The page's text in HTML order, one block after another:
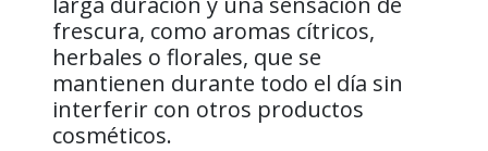
frescura, como aromas cítricos,
herbales o florales, que se
mantienen durante todo el día sin
interferir con otros productos
cosméticos.